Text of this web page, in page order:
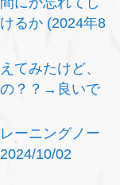
るか (2024年8
てみたけど、
？？→良いで
ーニングノー
10/02